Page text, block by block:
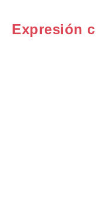
Expresión